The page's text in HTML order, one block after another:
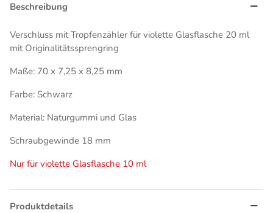
Beschreibung
Verschluss mit Tropfenzähler für violette Glasflasche 20 ml
mit Originalitätssprengring
Maße: 70 x 7,25 x 8,25 mm
Farbe: Schwarz
Material: Naturgummi und Glas
Schraubgewinde 18 mm
Nur für violette Glasflasche 10 ml
Produktdetails